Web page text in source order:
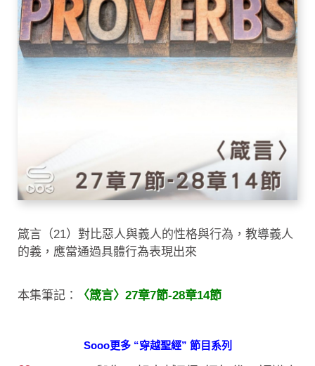
箴言（21）對比惡人與義人的性格與行為，教導義人
的義，應當通過具體行為表現出來
本集筆記： 〈箴言〉27章7節-28章14節
Sooo更多 “穿越聖經” 節目系列